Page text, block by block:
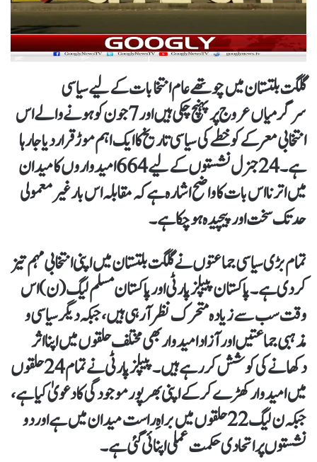
گلگت بلتستان میں چوتھے عام انتخابات کے لیے سیاسی
سرگرمیاں عروج پر پہنچ چکی ہیں اور 7 جون کو ہونے والے اس
انتخابی معرکے کو خطے کی سیاسی تاریخ کا ایک اہم موڑ قرار دیا جا رہا
ہے۔ 24 جنرل نشستوں کے لیے 664 امیدواروں کا میدان
میں اترنا اس بات کا واضح اشارہ ہے کہ مقابلہ اس بار غیر معمولی
حد تک سخت اور پیچیدہ ہو چکا ہے۔
تمام بڑی سیاسی جماعتوں نے گلگت بلتستان میں اپنی انتخابی مہم تیز
کر دی ہے۔ پاکستان پیپلز پارٹی اور پاکستان مسلم لیگ (ن) اس
وقت سب سے زیادہ متحرک نظر آ رہی ہیں، جبکہ دیگر سیاسی و
مذہبی جماعتیں اور آزاد امیدوار بھی مختلف حلقوں میں اپنا اثر
دکھانے کی کوشش کر رہے ہیں۔ پیپلز پارٹی نے تمام 24 حلقوں
میں امیدوار کھڑے کر کے اپنی بھرپور موجودگی کا دعویٰ کیا ہے،
جبکہ ن لیگ 22 حلقوں میں براہِ راست میدان میں ہے اور دو
نشستوں پر اتحادی حکمت عملی اپنائی گئی ہے۔